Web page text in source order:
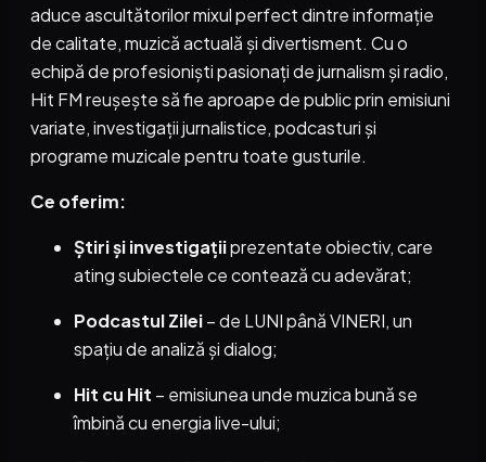
aduce ascultătorilor mixul perfect dintre informație
de calitate, muzică actuală și divertisment. Cu o
echipă de profesioniști pasionați de jurnalism și radio,
Hit FM reușește să fie aproape de public prin emisiuni
variate, investigații jurnalistice, podcasturi și
programe muzicale pentru toate gusturile.
Ce oferim:
Știri și investigațiiprezentate obiectiv, care
ating subiectele ce contează cu adevărat;
Podcastul Zilei– de LUNI până VINERI, un
spațiu de analiză și dialog;
Hit cu Hit – emisiunea unde muzica bună se
îmbină cu energia live-ului;